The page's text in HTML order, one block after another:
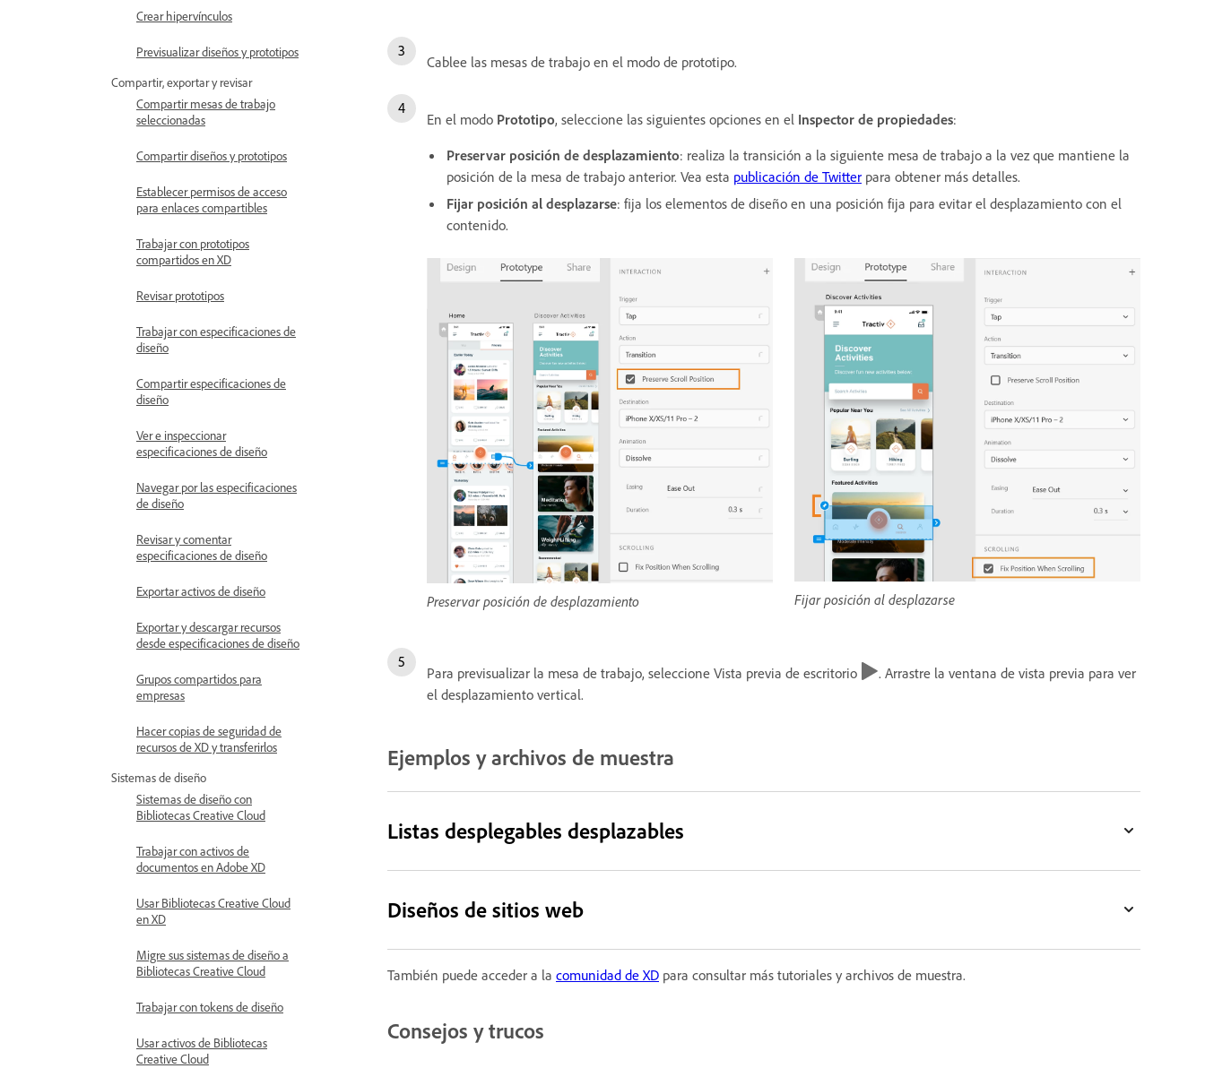
Crear hipervínculos
Previsualizar diseños y prototipos
Compartir, exportar y revisar
Compartir mesas de trabajo
seleccionadas
Compartir diseños y prototipos
Establecer permisos de acceso
para enlaces compartibles
Trabajar con prototipos
compartidos en XD
Revisar prototipos
Trabajar con especificaciones de
diseño
Compartir especificaciones de
diseño
Ver e inspeccionar
especificaciones de diseño
Navegar por las especificaciones
de diseño
Revisar y comentar
especificaciones de diseño
Exportar activos de diseño
Exportar y descargar recursos
desde especificaciones de diseño
Grupos compartidos para
empresas
Hacer copias de seguridad de
recursos de XD y transferirlos
Sistemas de diseño
Sistemas de diseño con
Bibliotecas Creative Cloud
Trabajar con activos de
documentos en Adobe XD
Usar Bibliotecas Creative Cloud
en XD
Migre sus sistemas de diseño a
Bibliotecas Creative Cloud
Trabajar con tokens de diseño
Usar activos de Bibliotecas
Creative Cloud
Cablee las mesas de trabajo en el modo de prototipo.
En el modo Prototipo, seleccione las siguientes opciones en el Inspector de propiedades:
Preservar posición de desplazamiento: realiza la transición a la siguiente mesa de trabajo a la vez que mantiene la
posición de la mesa de trabajo anterior. Vea esta publicación de Twitter para obtener más detalles.
Fijar posición al desplazarse: fija los elementos de diseño en una posición fija para evitar el desplazamiento con el
contenido.
Preservar posición de desplazamiento Fijar posición al desplazarse
Para previsualizar la mesa de trabajo, seleccione Vista previa de escritorio
. Arrastre la ventana de vista previa para ver
el desplazamiento vertical.
Ejemplos y archivos de muestra
Listas desplegables desplazables
Diseños de sitios web
También puede acceder a la comunidad de XD para consultar más tutoriales y archivos de muestra.
Consejos y trucos